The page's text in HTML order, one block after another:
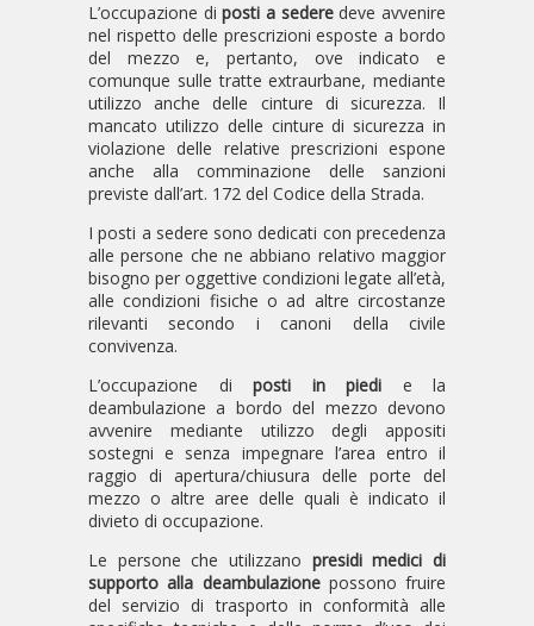
L’occupazione diposti a sederedeve avvenire
nel rispetto delle prescrizioni esposte a bordo
del mezzo e, pertanto, ove indicato e
comunque sulle tratte extraurbane, mediante
utilizzo anche delle cinture di sicurezza. Il
mancato utilizzo delle cinture di sicurezza in
violazione delle relative prescrizioni espone
anche alla comminazione delle sanzioni
previste dall’art. 172 del Codice della Strada.
I posti a sedere sono dedicati con precedenza
alle persone che ne abbiano relativo maggior
bisogno per oggettive condizioni legate all’età,
alle condizioni fisiche o ad altre circostanze
rilevanti secondo i canoni della civile
convivenza.
L’occupazione di posti in piedi e la
deambulazione a bordo del mezzo devono
avvenire mediante utilizzo degli appositi
sostegni e senza impegnare l’area entro il
raggio di apertura/chiusura delle porte del
mezzo o altre aree delle quali è indicato il
divieto di occupazione.
Le persone che utilizzano presidi medici di
supporto alla deambulazionepossono fruire
del servizio di trasporto in conformità alle